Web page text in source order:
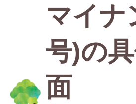
マイナ
号)の
面